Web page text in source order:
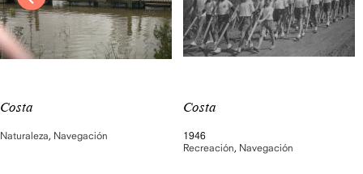
Costa
Naturaleza, Navegación
Costa
1946
Recreación, Navegación